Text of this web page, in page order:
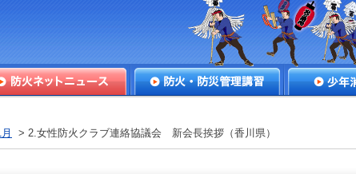
> 2.女性防火クラブ連絡協議会 新会長挨拶（香川県）